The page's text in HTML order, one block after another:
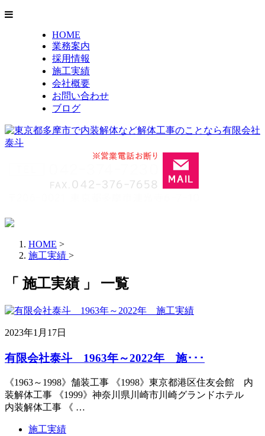
HOME
業務案内
採用情報
施工実績
会社概要
お問い合わせ
ブログ
HOME >
施工実績 >
「 施工実績 」 一覧
2023年1月17日
有限会社泰斗 1963年～2022年 施･･･
《1963～1998》舗装工事 《1998》東京都港区住友会館 内
装解体工事 《1999》神奈川県川崎市川崎グランドホテル
内装解体工事 《 …
施工実績